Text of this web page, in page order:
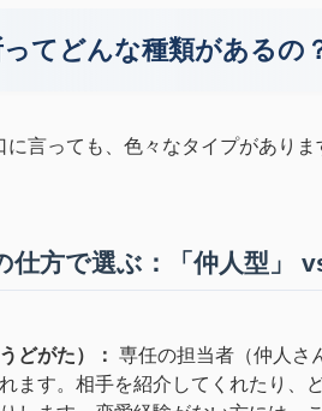
てどんな種類があるの
に言っても、色々なタイプがあり
仕方で選ぶ：「仲人型」
どがた）： 専任の担当者（仲人さ
ます。相手を紹介してくれたり、